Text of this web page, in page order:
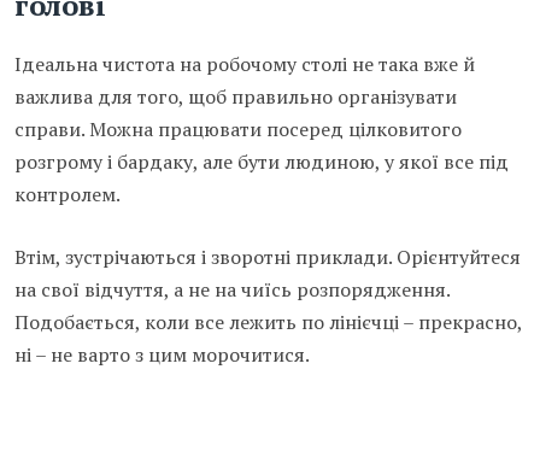
Ідеальна чистота на робочому столі не така вже й
важлива для того, щоб правильно організувати
справи. Можна працювати посеред цілковитого
розгрому і бардаку, але бути людиною, у якої все під
контролем.
Втім, зустрічаються і зворотні приклади. Орієнтуйтеся
на свої відчуття, а не на чиїсь розпорядження.
Подобається, коли все лежить по лінієчці – прекрасно,
ні – не варто з цим морочитися.